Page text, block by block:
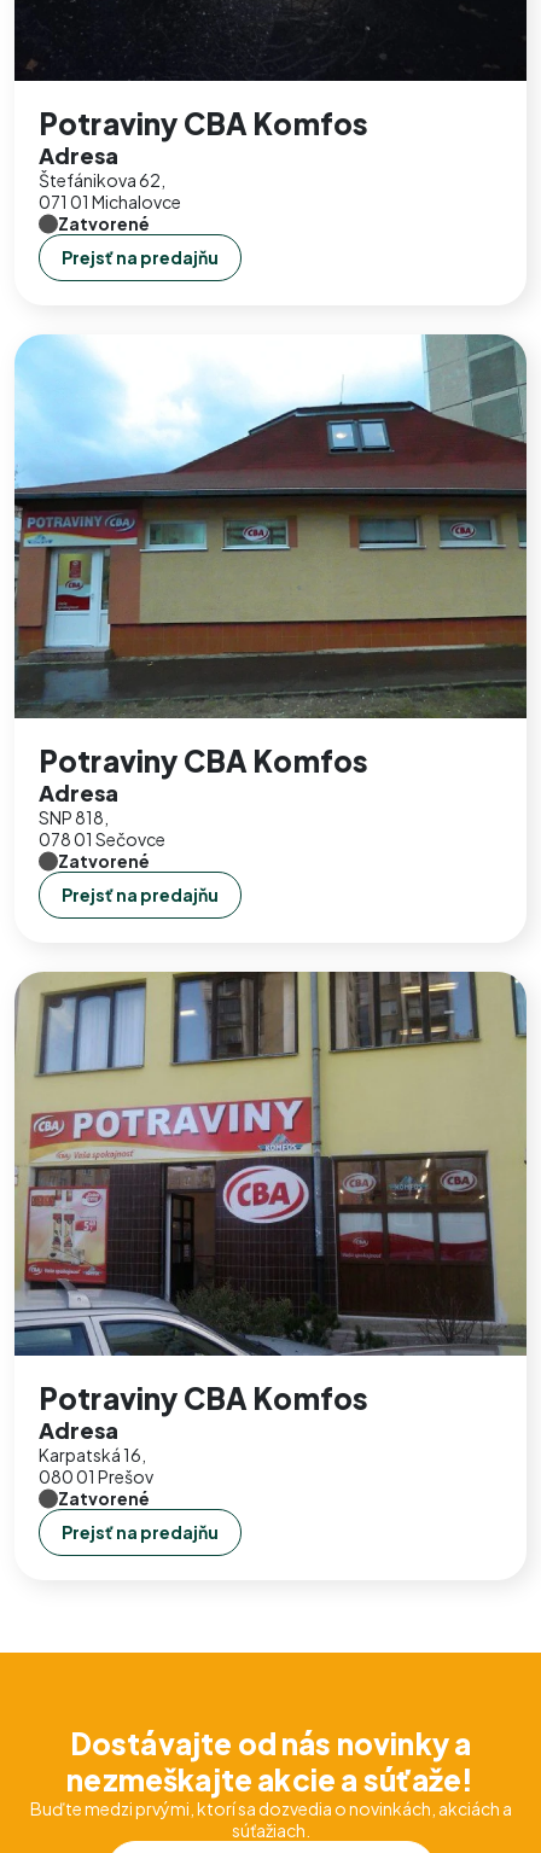
Potraviny CBA Komfos
Adresa
Štefánikova 62,
071 01 Michalovce
Zatvorené
Prejsť na predajňu
Potraviny CBA Komfos
Adresa
SNP 818,
078 01 Sečovce
Zatvorené
Prejsť na predajňu
Potraviny CBA Komfos
Adresa
Karpatská 16,
080 01 Prešov
Zatvorené
Prejsť na predajňu
Dostávajte od nás novinky a
nezmeškajte akcie a súťaže!
Buďte medzi prvými, ktorí sa dozvedia o novinkách, akciách a
súťažiach.